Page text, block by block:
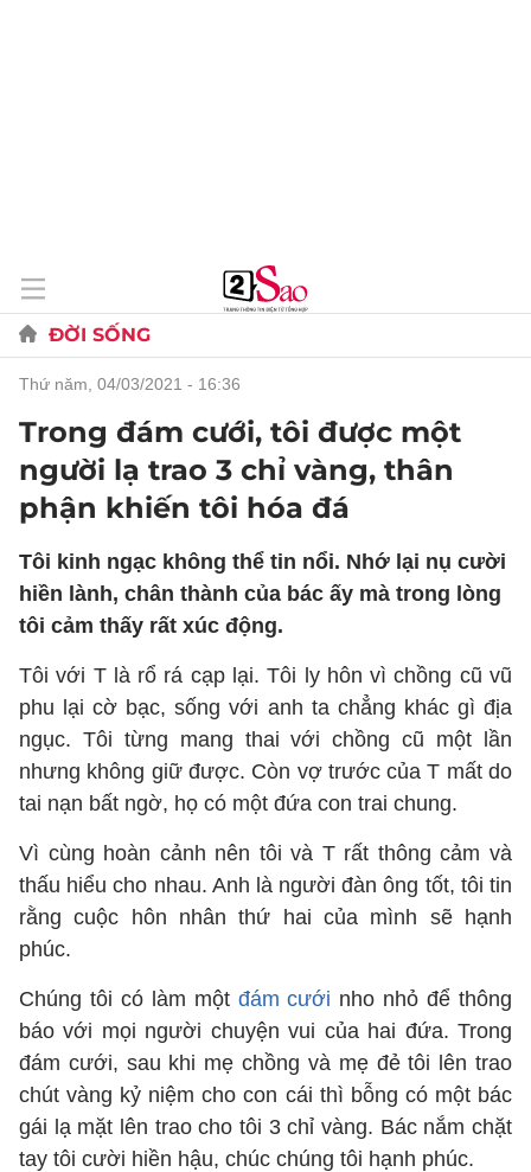
ĐỜI SỐNG
thứ năm, 04/03/2021 - 16:36
Trong đám cưới, tôi được một
người lạ trao 3 chỉ vàng, thân
phận khiến tôi hóa đá
Tôi kinh ngạc không thể tin nổi. Nhớ lại nụ cười
hiền lành, chân thành của bác ấy mà trong lòng
tôi cảm thấy rất xúc động.
Tôi với T là rổ rá cạp lại. Tôi ly hôn vì chồng cũ vũ
phu lại cờ bạc, sống với anh ta chẳng khác gì địa
ngục. Tôi từng mang thai với chồng cũ một lần
nhưng không giữ được. Còn vợ trước của T mất do
tai nạn bất ngờ, họ có một đứa con trai chung.
Vì cùng hoàn cảnh nên tôi và T rất thông cảm và
thấu hiểu cho nhau. Anh là người đàn ông tốt, tôi tin
rằng cuộc hôn nhân thứ hai của mình sẽ hạnh
phúc.
Chúng tôi có làm một đám cưới nho nhỏ để thông
báo với mọi người chuyện vui của hai đứa. Trong
đám cưới, sau khi mẹ chồng và mẹ đẻ tôi lên trao
chút vàng kỷ niệm cho con cái thì bỗng có một bác
gái lạ mặt lên trao cho tôi 3 chỉ vàng. Bác nắm chặt
tay tôi cười hiền hậu, chúc chúng tôi hạnh phúc.